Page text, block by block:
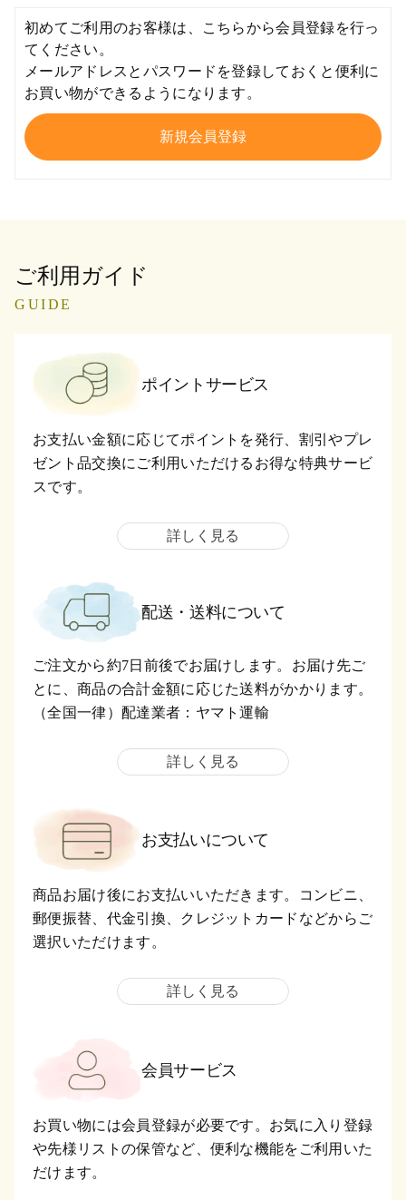
初めてご利用のお客様は、こちらから会員登録を行っ
てください。
メールアドレスとパスワードを登録しておくと便利に
お買い物ができるようになります。
ご利用ガイド
GUIDE
ポイントサービス
お支払い金額に応じてポイントを発行、割引やプレ
ゼント品交換にご利用いただけるお得な特典サービ
スです。
詳しく見る
配送・送料について
ご注文から約7日前後でお届けします。お届け先ご
とに、商品の合計金額に応じた送料がかかります。
（全国一律）配達業者：ヤマト運輸
詳しく見る
お支払いについて
商品お届け後にお支払いいただきます。コンビニ、
郵便振替、代金引換、クレジットカードなどからご
選択いただけます。
詳しく見る
会員サービス
お買い物には会員登録が必要です。お気に入り登録
や先様リストの保管など、便利な機能をご利用いた
だけます。